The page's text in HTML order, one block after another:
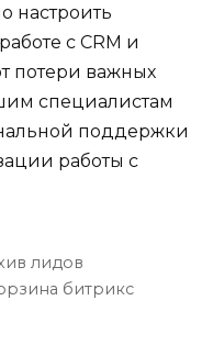
настроить
с CRM и
потери важных
специалистам
поддержки
работы с
лидов
битрикс